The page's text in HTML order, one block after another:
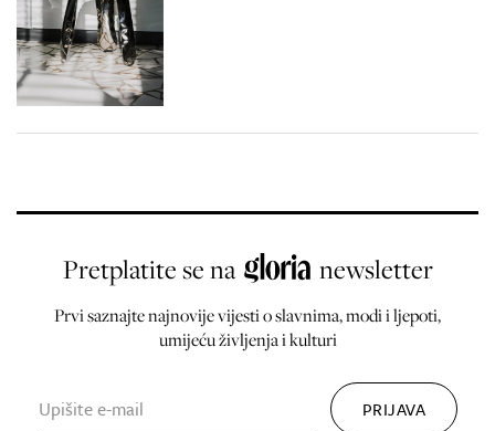
Pretplatite se na newsletter
Prvi saznajte najnovije vijesti o slavnima, modi i ljepoti,
umijeću življenja i kulturi